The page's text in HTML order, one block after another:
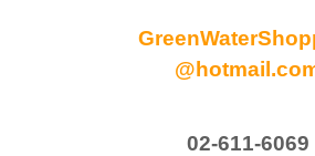
02-611-6069